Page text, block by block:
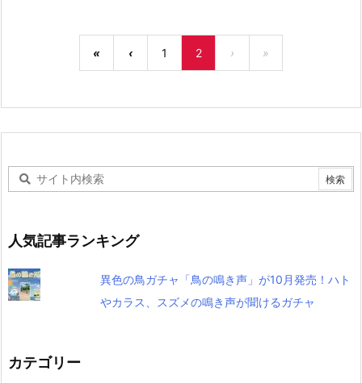
« ‹ 1 2 › »
人気記事ランキング
異色の鳥ガチャ「鳥の鳴き声」が10月発売！ハト
やカラス、スズメの鳴き声が聞けるガチャ
カテゴリー